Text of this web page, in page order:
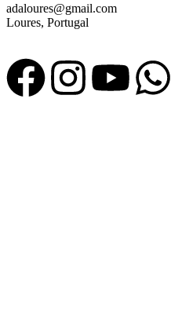
adaloures@gmail.com
Loures, Portugal